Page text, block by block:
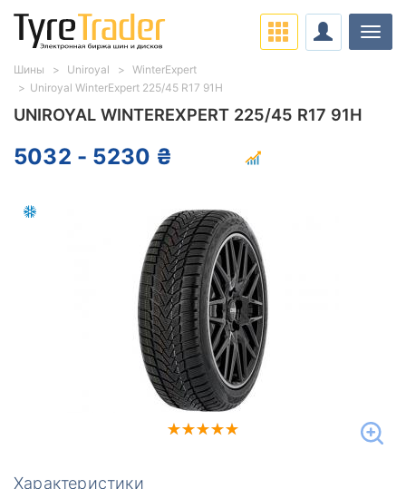
UNIROYAL WINTEREXPERT 225/45 R17 91H
5032 - 5230 ₴
Характеристики
Шины Uniroyal
WinterExpert
Uniroyal WinterExpert 225/45 R17 91H